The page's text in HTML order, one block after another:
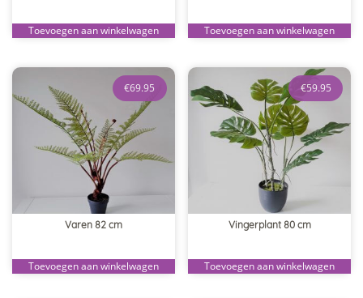
Toevoegen aan winkelwagen Toevoegen aan winkelwagen
Varen 82 cm
€69.95
Toevoegen aan winkelwagen
Vingerplant 80 cm
€59.95
Toevoegen aan winkelwagen